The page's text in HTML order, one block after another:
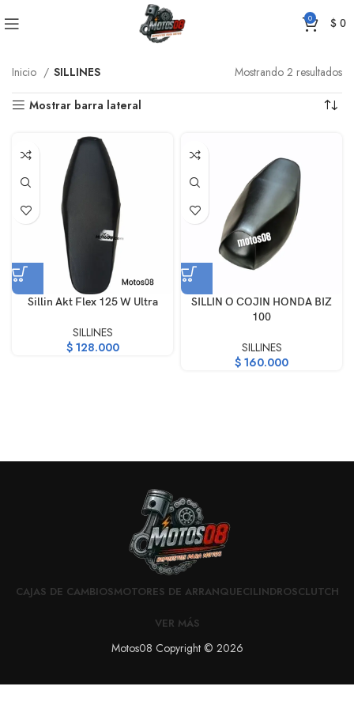
0 $0
Inicio SILLINES Mostrando 2 resultados
Mostrar barra lateral
Sillin Akt Flex 125 W Ultra
SILLINES
$128.000
SILLIN O COJIN HONDA BIZ
100
SILLINES
$ 160.000
CAJAS DE CAMBIOSMOTORES DE ARRANQUECILINDROSCLUTCH
VER MÁS
Motos08 Copyright © 2026